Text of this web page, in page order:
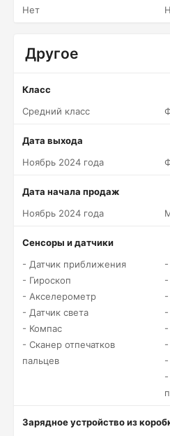
Нет
Другое
Класс
Средний класс
Дата выхода
Ноябрь 2024 года
Дата начала продаж
Ноябрь 2024 года
Сенсоры и датчики
- Датчик приближения
- Гироскоп
- Акселерометр
- Датчик света
- Компас
- Сканер отпечатков
пальцев
-
-
-
-
Зарядное устройство из